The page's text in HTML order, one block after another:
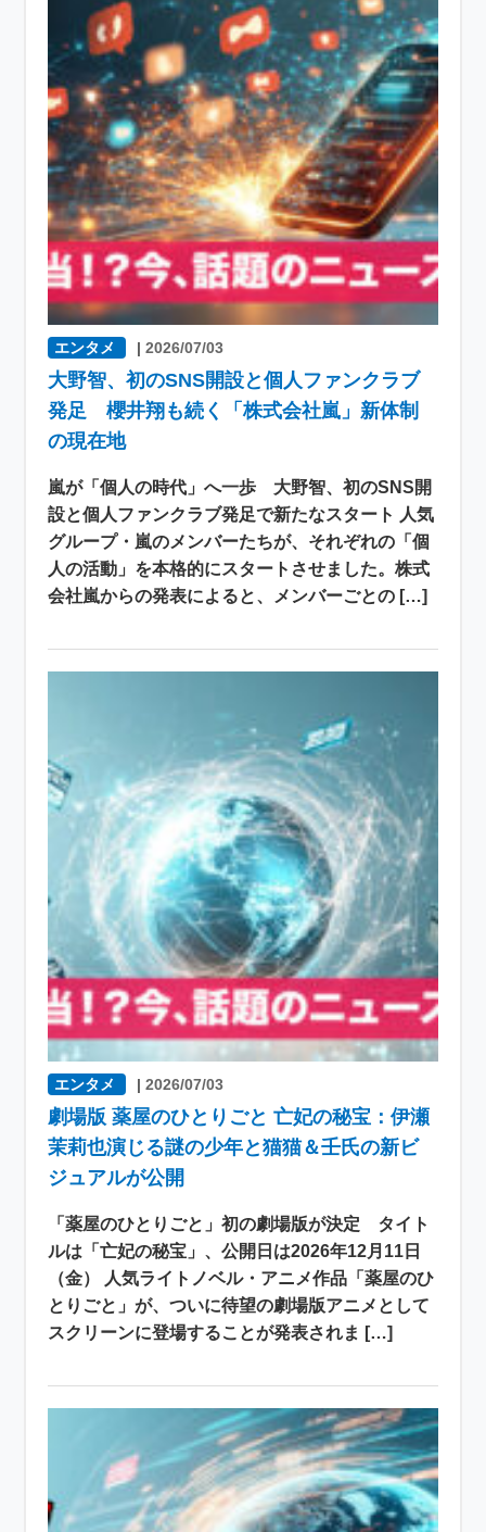
エンタメ |2026/07/03
大野智、初のSNS開設と個人ファンクラブ
発足 櫻井翔も続く「株式会社嵐」新体制
の現在地
嵐が「個人の時代」へ一歩 大野智、初のSNS開
設と個人ファンクラブ発足で新たなスタート 人気
グループ・嵐のメンバーたちが、それぞれの「個
人の活動」を本格的にスタートさせました。株式
会社嵐からの発表によると、メンバーごとの […]
エンタメ |2026/07/03
劇場版 薬屋のひとりごと 亡妃の秘宝：伊瀬
茉莉也演じる謎の少年と猫猫＆壬氏の新ビ
ジュアルが公開
「薬屋のひとりごと」初の劇場版が決定 タイト
ルは「亡妃の秘宝」、公開日は2026年12月11日
（金） 人気ライトノベル・アニメ作品「薬屋のひ
とりごと」が、ついに待望の劇場版アニメとして
スクリーンに登場することが発表されま […]